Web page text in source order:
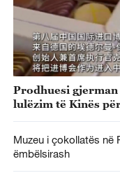
Prodhuesi
lulëzim të Kinës
Muzeu i çokollatës në
ëmbëlsirash